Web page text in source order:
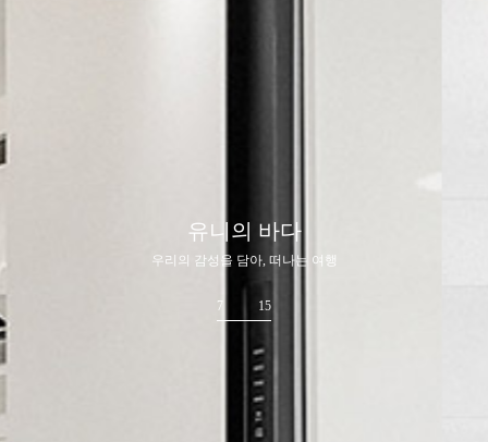
유니의 바다
우리의 감성을 담아, 떠나는 여행
7 15